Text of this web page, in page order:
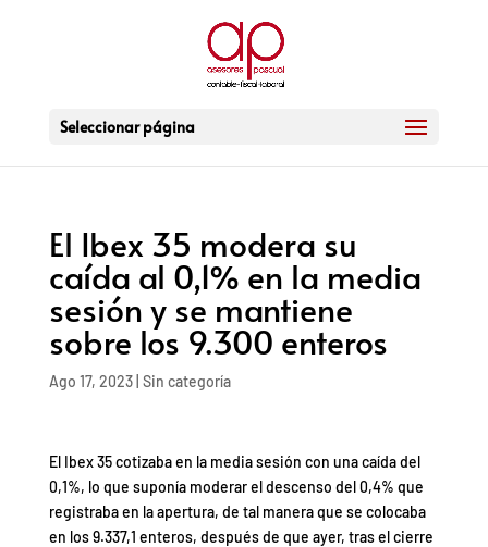
Seleccionar página
El Ibex 35 modera su
caída al 0,1% en la media
sesión y se mantiene
sobre los 9.300 enteros
Ago 17, 2023| Sin categoría
El Ibex 35 cotizaba en la media sesión con una caída del
0,1%, lo que suponía moderar el descenso del 0,4% que
registraba en la apertura, de tal manera que se colocaba
en los 9.337,1 enteros, después de que ayer, tras el cierre